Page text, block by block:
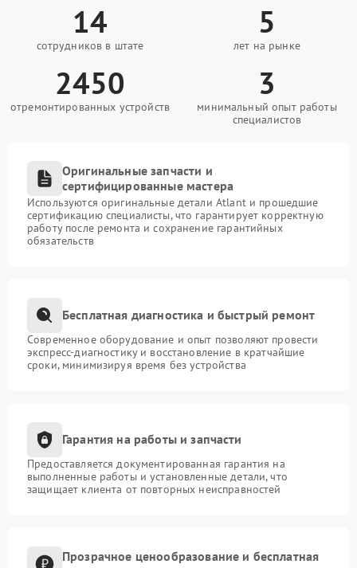
14
сотрудников в штате
5
лет на рынке
2450
отремонтированных устройств
3
минимальный опыт работы
специалистов
Оригинальные запчасти и
сертифицированные мастера
Используются оригинальные детали Atlant и прошедшие
сертификацию специалисты, что гарантирует корректную
работу после ремонта и сохранение гарантийных
обязательств
Бесплатная диагностика и быстрый ремонт
Современное оборудование и опыт позволяют провести
экспресс-диагностику и восстановление в кратчайшие
сроки, минимизируя время без устройства
Гарантия на работы и запчасти
Предоставляется документированная гарантия на
выполненные работы и установленные детали, что
защищает клиента от повторных неисправностей
Прозрачное ценообразование и бесплатная